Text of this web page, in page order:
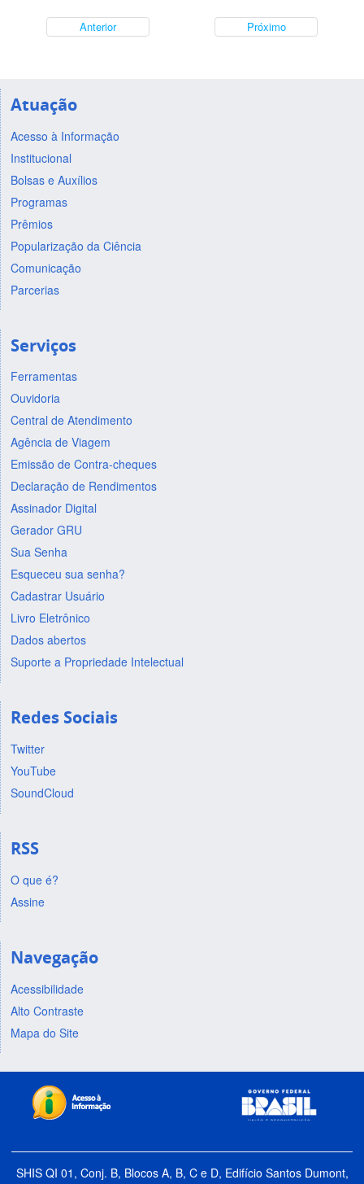
Anterior Próximo
Atuação
Acesso à Informação
Institucional
Bolsas e Auxílios
Programas
Prêmios
Popularização da Ciência
Comunicação
Parcerias
Serviços
Ferramentas
Ouvidoria
Central de Atendimento
Agência de Viagem
Emissão de Contra-cheques
Declaração de Rendimentos
Assinador Digital
Gerador GRU
Sua Senha
Esqueceu sua senha?
Cadastrar Usuário
Livro Eletrônico
Dados abertos
Suporte a Propriedade Intelectual
Redes Sociais
Twitter
YouTube
SoundCloud
RSS
O que é?
Assine
Navegação
Acessibilidade
Alto Contraste
Mapa do Site
SHIS QI 01, Conj. B, Blocos A, B, C e D, Edifício Santos Dumont,